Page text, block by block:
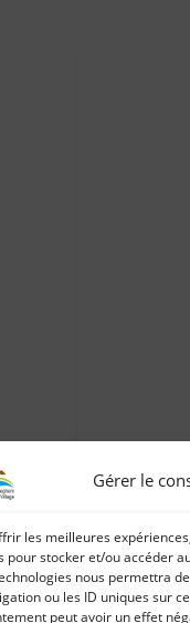
Gérer le
les meilleures
pour stocker et/ou accéder
nous permettra
ou les ID uniques sur
peut avoir un effet